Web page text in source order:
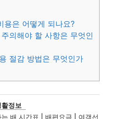
용은 어떻게 되나요?
의해야 할 사항은 무엇인
절감 방법은 무엇인가
활정보
배 시간표 | 배편요금 | 여객선